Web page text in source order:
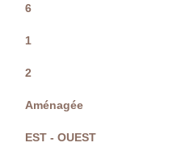
6
1
2
Aménagée
EST - OUEST